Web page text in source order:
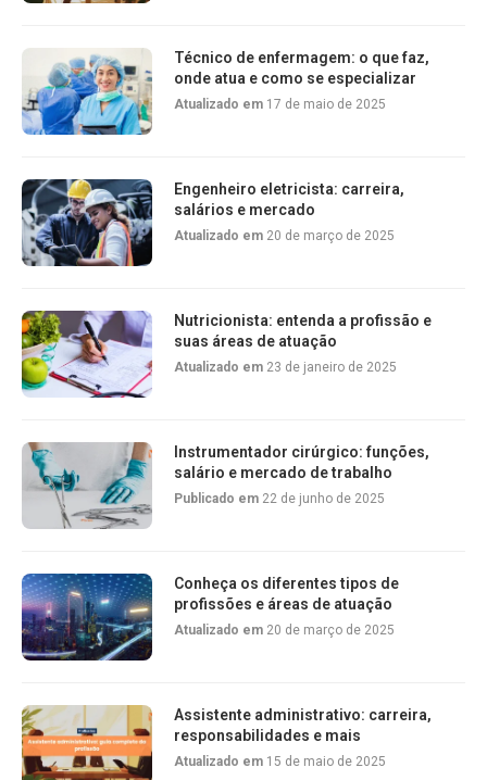
Técnico de enfermagem: o que faz,
onde atua e como se especializar
Atualizado em 17 de maio de 2025
Engenheiro eletricista: carreira,
salários e mercado
Atualizado em 20 de março de 2025
Nutricionista: entenda a profissão e
suas áreas de atuação
Atualizado em 23 de janeiro de 2025
Instrumentador cirúrgico: funções,
salário e mercado de trabalho
Publicado em 22 de junho de 2025
Conheça os diferentes tipos de
profissões e áreas de atuação
Atualizado em 20 de março de 2025
Assistente administrativo: carreira,
responsabilidades e mais
Atualizado em 15 de maio de 2025